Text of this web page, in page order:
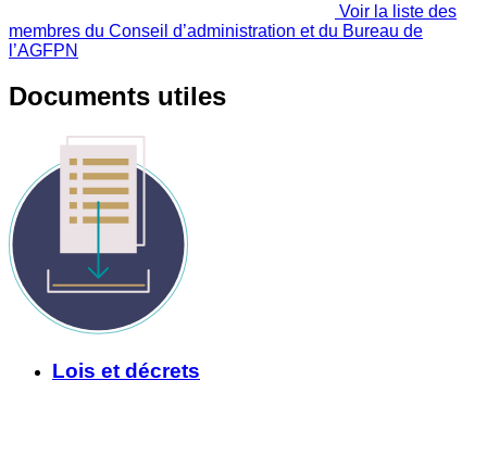
Voir la liste des
membres du Conseil d’administration et du Bureau de
l’AGFPN
Documents utiles
Lois et décrets